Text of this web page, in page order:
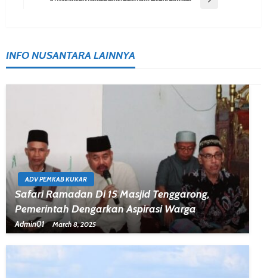
INFO NUSANTARA LAINNYA
ADV PEMKAB KUKAR
Safari Ramadan Di 15 Masjid Tenggarong,
Pemerintah Dengarkan Aspirasi Warga
Admin01 March 8, 2025